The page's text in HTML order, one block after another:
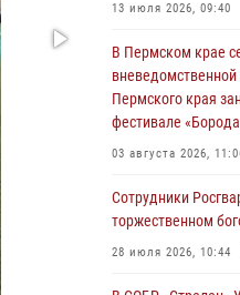
Росгвардеец спас
Пермском крае
30 июля 2026, 05:19
торжественном
28 июля 2026, 10:44
13 июля 2026, 09:40
В Пермском крае
Пермского края
фестивале
03 августа 2026,
Сотрудники
торжественном
28 июля 2026, 10:44